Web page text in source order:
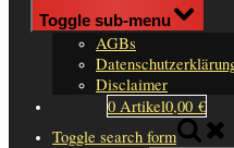
Impressum
Toggle sub-menu
AGBs
Disclaimer
0 Artikel0,00 €
Toggle search form